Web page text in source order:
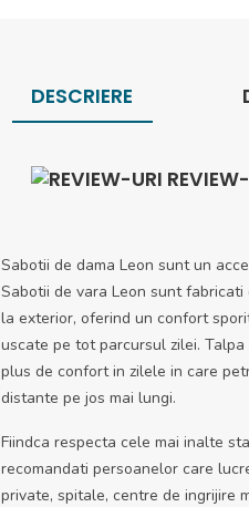
DESCRIERE
Sabotii de dama Leon sunt un
Sabotii de vara Leon sunt
la exterior, oferind un confort
uscate pe tot parcursul zilei.
plus de confort in zilele in care
distante pe jos mai lungi.
Fiindca respecta cele mai inalte
recomandati persoanelor care
private, spitale, centre de ingrijire